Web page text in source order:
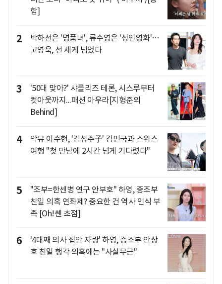
합]
2
박하선은 '명품녀', 류수영은 '성인영화'…
고영욱, 선 세게 넘었다
3
'50대 맞아?' 샤를리즈 테론, 시스루부터
컷아웃까지...패션 아우라[지형준의
Behind]
4
악뮤 이수현, '김성주子' 김민국과 스위스
여행 "첫 만남에 2시간 넘게 기다렸다"
5
"조부=한센병 연구 안부호" 하영, 증조부
친일 의혹 연좌제? 중요한 건 역사 인식 부
족 [Oh!쎈 초점]
6
'4대째 의사 집안 자랑' 하영, 증조부 안상
호 친일 행각 의혹에는 "사실무근"